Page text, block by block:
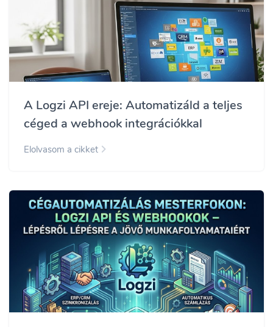
A Logzi API ereje: Automatizáld a teljes
céged a webhook integrációkkal
Elolvasom a cikket